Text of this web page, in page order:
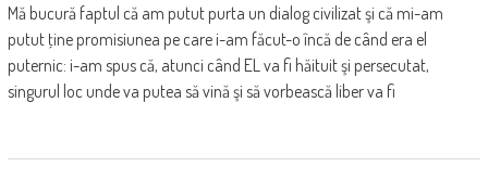
Mă bucură faptul că am putut purta un dialog civilizat şi că mi-am
putut ţine promisiunea pe care i-am făcut-o încă de când era el
puternic: i-am spus că, atunci când EL va fi hăituit şi persecutat,
singurul loc unde va putea să vină şi să vorbească liber va fi